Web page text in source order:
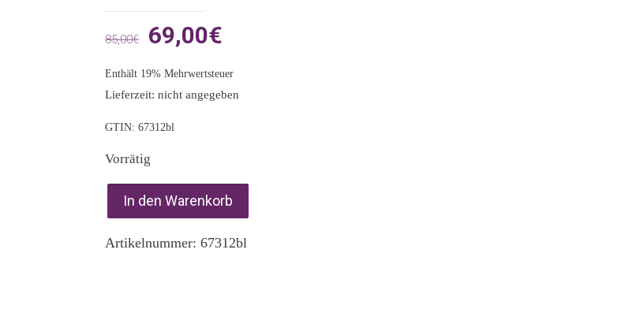
85,00€
Ursprünglicher
war:
85,00€
69,00€
ist:
69,00€.
Enthält 19% Mehrwertsteuer
Lieferzeit: nicht angegeben
GTIN: 67312bl
Vorrätig
In den Warenkorb
Artikelnummer:67312bl